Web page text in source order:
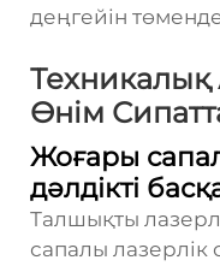
деңгейін
Өнім
Жоғары
дәлдікті
Талшықты
сапалы лазерлік